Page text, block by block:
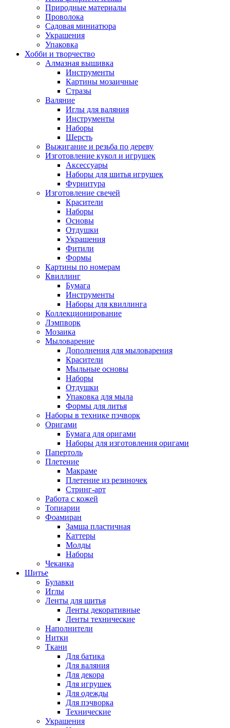
Природные материалы
Проволока
Садовая миниатюра
Украшения
Упаковка
Хобби и творчество
Алмазная вышивка
Инструменты
Картины мозаичные
Стразы
Валяние
Иглы для валяния
Инструменты
Наборы
Шерсть
Выжигание и резьба по дереву
Изготовление кукол и игрушек
Аксессуары
Наборы для шитья игрушек
Фурнитура
Изготовление свечей
Красители
Наборы
Основы
Отдушки
Украшения
Фитили
Формы
Картины по номерам
Квиллинг
Бумага
Инструменты
Наборы для квиллинга
Коллекционирование
Лэмпворк
Мозаика
Мыловарение
Дополнения для мыловарения
Красители
Мыльные основы
Наборы
Отдушки
Упаковка для мыла
Формы для литья
Наборы в технике пэчворк
Оригами
Бумага для оригами
Наборы для изготовления оригами
Папертоль
Плетение
Макраме
Плетение из резиночек
Стринг-арт
Работа с кожей
Топиарии
Фоамиран
Замша пластичная
Каттеры
Молды
Наборы
Чеканка
Шитье
Булавки
Иглы
Ленты для шитья
Ленты декоративные
Ленты технические
Наполнители
Нитки
Ткани
Для батика
Для валяния
Для декора
Для игрушек
Для одежды
Для пэчворка
Технические
Украшения